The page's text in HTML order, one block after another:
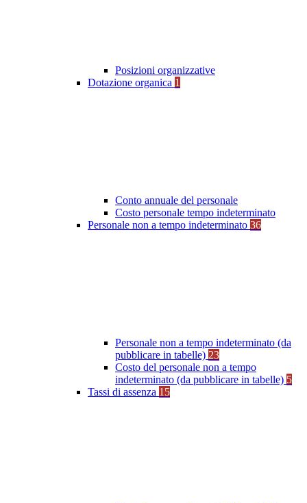
Posizioni organizzative
Dotazione organica 1
Conto annuale del personale
Costo personale tempo indeterminato
Personale non a tempo indeterminato 36
Personale non a tempo indeterminato (da
pubblicare in tabelle) 23
Costo del personale non a tempo
indeterminato (da pubblicare in tabelle) 5
Tassi di assenza 15